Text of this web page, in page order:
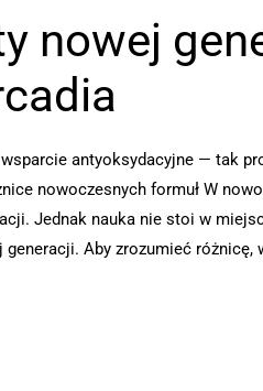
nowej
antyoksydacyjne — tak
nowoczesnych formuł W
Jednak nauka nie stoi w
Aby zrozumieć różnicę,